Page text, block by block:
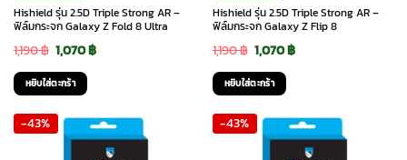
Hishield รุ่น 2.5D Triple Strong AR –
ฟิล์มกระจก Galaxy Z Fold 8 Ultra
1,190฿ Original
price
was:
1,190 ฿.
1,070฿Current
1,070 ฿.
หยิบใส่ตะกร้า
Hishield รุ่น 2.5D Triple Strong AR –
ฟิล์มกระจก Galaxy Z Flip 8
1,190฿ Original
price
was:
1,190 ฿.
1,070฿Current
1,070 ฿.
หยิบใส่ตะกร้า
-43% -43%